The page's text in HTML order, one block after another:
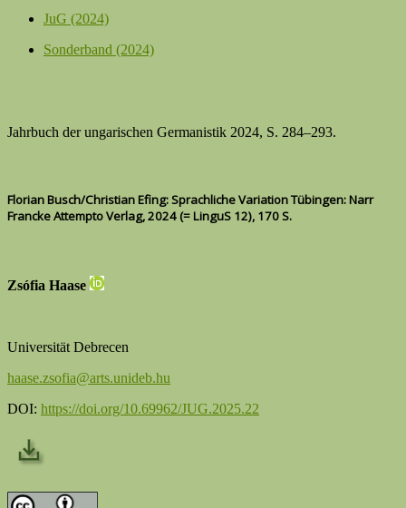
JuG (2024)
Sonderband (2024)
Jahrbuch der ungarischen Germanistik 2024, S. 284–293.
Florian Busch/Christian Efing: Sprachliche Variation Tübingen: Narr
Francke Attempto Verlag, 2024 (= LinguS 12), 170 S.
Zsófia Haase
Universität Debrecen
haase.zsofia@arts.unideb.hu
DOI: https://doi.org/10.69962/JUG.2025.22